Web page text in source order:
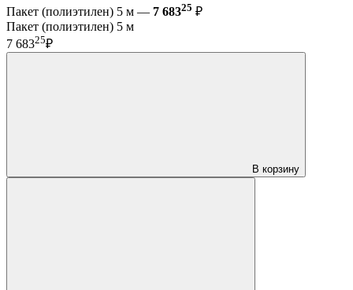
Пакет (полиэтилен) 5 м — 7 68325 ₽
Пакет (полиэтилен) 5 м
7 68325₽
В корзину